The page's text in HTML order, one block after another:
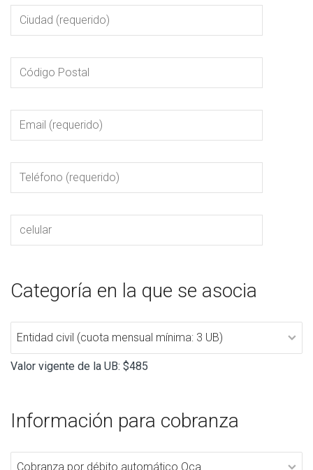
Categoría en la que se asocia
Valor vigente de la UB: $485
Información para cobranza